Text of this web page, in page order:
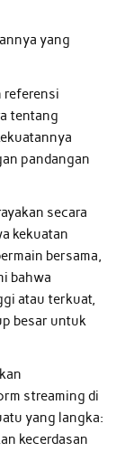
yang
referensi
tentang
pandangan
secara
kekuatan
bersama,
bahwa
atau terkuat,
besar untuk
streaming di
yang langka:
kecerdasan